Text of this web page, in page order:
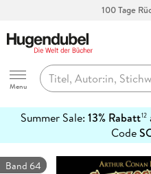
100 Tage
Hugendubel
Menu
Summer Sale: 13% Rabatt12
Code
erfahren
Band 64